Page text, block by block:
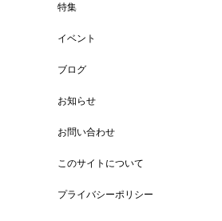
特集
イベント
ブログ
お知らせ
お問い合わせ
このサイトについて
プライバシーポリシー